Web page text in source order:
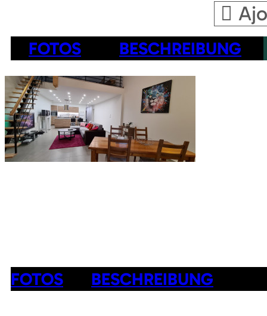
FOTOS BESCHREIBUNG
FOTOS BESCHREIBUNG